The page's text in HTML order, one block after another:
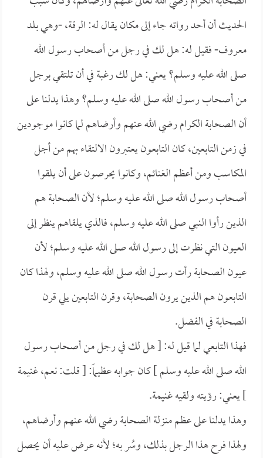
الحديث أن أحد رواته جاء إلى مكان يقال له: الرقة، -وهي بلد
معروف- فقيل له: هل لك في رجل من أصحاب رسول الله
صلى الله عليه وسلم؟ يعني: هل لك رغبة في أن تلتقي برجل
من أصحاب رسول الله صلى الله عليه وسلم؟ وهذا يدلنا على
أن الصحابة الكرام رضي الله عنهم وأرضاهم لما كانوا موجودين
في زمن التابعين، كان التابعون يعتبرون الالتقاء بهم من أجل
المكاسب ومن أعظم الغنائم، وكانوا يحرصون على أن يلقوا
أصحاب رسول الله صلى الله عليه وسلم؛ لأن الصحابة هم
الذين رأوا النبي صلى الله عليه وسلم، فالذي يلقاهم ينظر إلى
العيون التي نظرت إلى رسول الله صلى الله عليه وسلم؛ لأن
عيون الصحابة رأت رسول الله صلى الله عليه وسلم، ولهذا كان
التابعون هم الذين يرون الصحابة، وقرن التابعين يلي قرن
الصحابة في الفضل.
فهذا التابعي لما قيل له: [ هل لك في رجل من أصحاب رسول
الله صلى الله عليه وسلم ] كان جوابه عظيماً: [ قلت: نعم، غنيمة
] يعني: رؤيته ولقيه غنيمة.
وهذا يدلنا على عظم منزلة الصحابة رضي الله عنهم وأرضاهم،
ولهذا فرح هذا الرجل بذلك، وسُر به؛ لأنه عرض عليه أن يحصل